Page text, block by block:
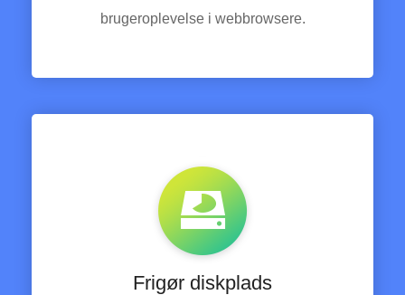
brugeroplevelse i webbrowsere.
Frigør diskplads